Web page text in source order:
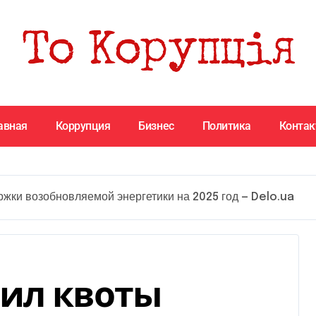
Коррупция Бизнес Политика
возобновляемой энергетики на 2025 год — Delo.ua
квоты